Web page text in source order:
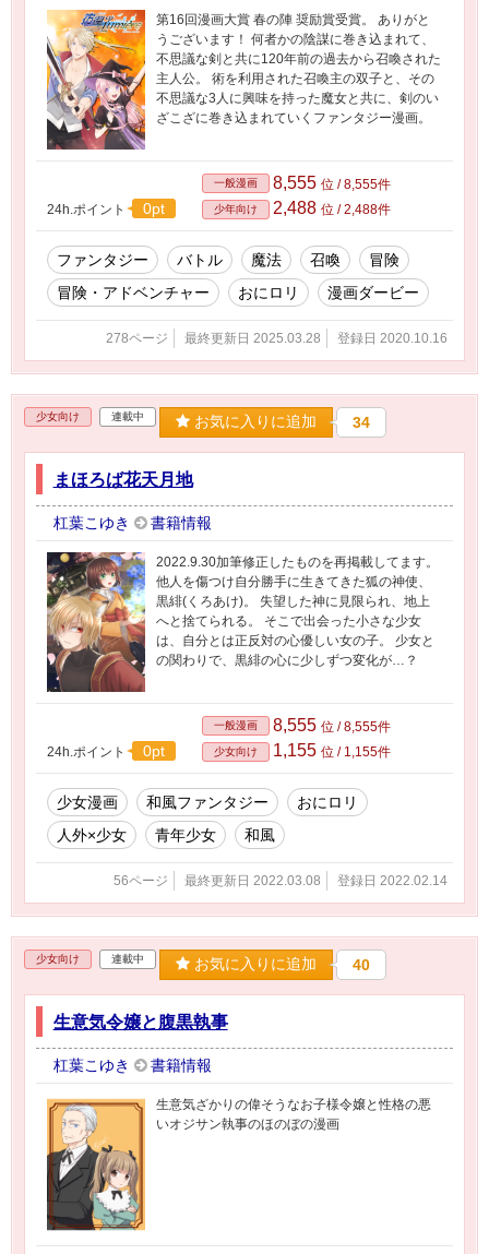
第16回漫画大賞 春の陣 奨励賞受賞。 ありがと
うございます！ 何者かの陰謀に巻き込まれて、
不思議な剣と共に120年前の過去から召喚された
主人公。 術を利用された召喚主の双子と、その
不思議な3人に興味を持った魔女と共に、剣のい
ざこざに巻き込まれていくファンタジー漫画。
24h.ポイント 0pt
一般漫画 8,555 位 / 8,555件
少年向け 2,488 位 / 2,488件
ファンタジー バトル 魔法 召喚
冒険
冒険・アドベンチャー
おにロリ 漫画ダービー
278ページ 最終更新日 2025.03.28 登録日 2020.10.16
少女向け 連載中 お気に入りに追加 34
まほろば花天月地
杠葉こゆき 書籍情報
2022.9.30加筆修正したものを再掲載してます。
他人を傷つけ自分勝手に生きてきた狐の神使、
黒緋(くろあけ)。 失望した神に見限られ、地上
へと捨てられる。 そこで出会った小さな少女
は、自分とは正反対の心優しい女の子。 少女と
の関わりで、黒緋の心に少しずつ変化が…？
24h.ポイント 0pt
一般漫画 8,555 位 / 8,555件
少女向け 1,155 位 / 1,155件
少女漫画 和風ファンタジー
おにロリ
人外×少女
青年少女 和風
56ページ 最終更新日 2022.03.08 登録日 2022.02.14
少女向け 連載中 お気に入りに追加 40
生意気令嬢と腹黒執事
杠葉こゆき 書籍情報
生意気ざかりの偉そうなお子様令嬢と性格の悪
いオジサン執事のほのぼの漫画